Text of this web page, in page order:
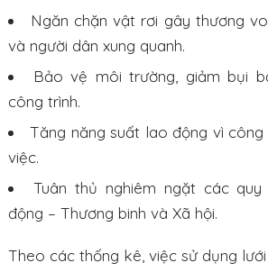
Ngăn chặn vật rơi gây thương
và người dân xung quanh.
Bảo vệ môi trường, giảm bụi
công trình.
Tăng năng suất lao động vì
việc.
Tuân thủ nghiêm ngặt các
động – Thương binh và Xã hội.
Theo các thống kê, việc sử dụng